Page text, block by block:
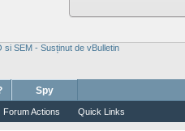
Forum Actions Quick Links
Spy